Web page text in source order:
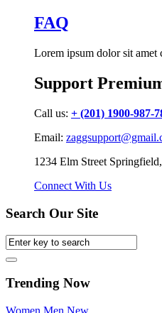
FAQ
Lorem ipsum dolor sit amet
Support
Call us: + (201) 1900-987-
Email:
1234 Elm Street
Connect With Us
Search Our Site
Trending Now
Women Men New